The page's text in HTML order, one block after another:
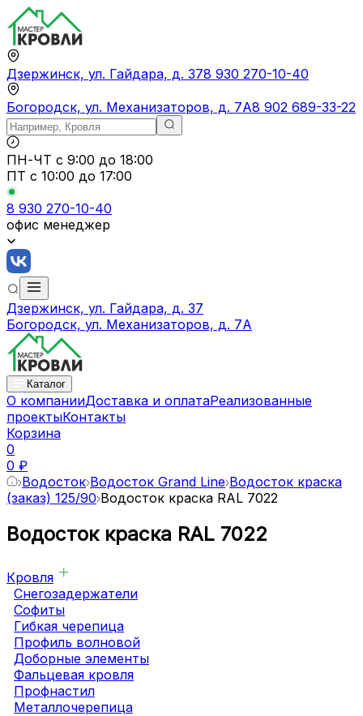
Дзержинск, ул. Гайдара, д. 378 930 270-10-40
Богородск, ул. Механизаторов, д. 7А8 902 689-33-22
ПН-ЧТ с 9:00 до 18:00
ПТ с 10:00 до 17:00
8 930 270-10-40
офис менеджер
Дзержинск, ул. Гайдара, д. 37
Богородск, ул. Механизаторов, д. 7А
Каталог
О компанииДоставка и оплатаРеализованные
проектыКонтакты
Корзина
0
0 ₽
Водосток Водосток Grand Line Водосток краска
(заказ) 125/90 Водосток краска RAL 7022
Водосток краска RAL 7022
Кровля
Снегозадержатели
Софиты
Гибкая черепица
Профиль волновой
Доборные элементы
Фальцевая кровля
Профнастил
Металлочерепица